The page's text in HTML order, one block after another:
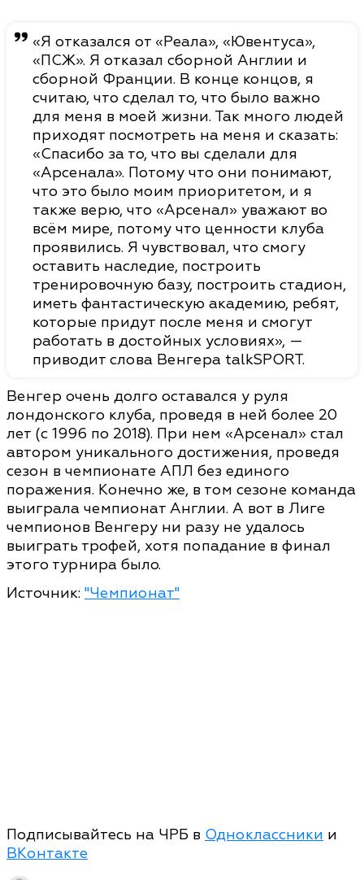
«Я отказался от «Реала», «Ювентуса»,
«ПСЖ». Я отказал сборной Англии и
сборной Франции. В конце концов, я
считаю, что сделал то, что было важно
для меня в моей жизни. Так много людей
приходят посмотреть на меня и сказать:
«Спасибо за то, что вы сделали для
«Арсенала». Потому что они понимают,
что это было моим приоритетом, и я
также верю, что «Арсенал» уважают во
всём мире, потому что ценности клуба
проявились. Я чувствовал, что смогу
оставить наследие, построить
тренировочную базу, построить стадион,
иметь фантастическую академию, ребят,
которые придут после меня и смогут
работать в достойных условиях», —
приводит слова Венгера talkSPORT.
Венгер очень долго оставался у руля
лондонского клуба, проведя в ней более 20
лет (с 1996 по 2018). При нем «Арсенал» стал
автором уникального достижения, проведя
сезон в чемпионате АПЛ без единого
поражения. Конечно же, в том сезоне команда
выиграла чемпионат Англии. А вот в Лиге
чемпионов Венгеру ни разу не удалось
выиграть трофей, хотя попадание в финал
этого турнира было.
Источник: "Чемпионат"
Подписывайтесь на ЧРБ в Одноклассники и
ВКонтакте